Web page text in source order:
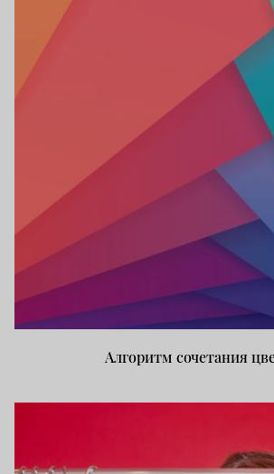
Алгоритм сочетания